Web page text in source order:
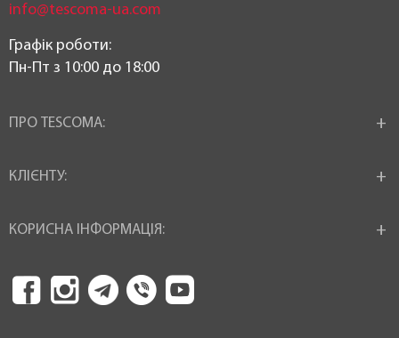
info@tescoma-ua.com
Графік роботи:
Пн-Пт з 10:00 до 18:00
ПРО TESCOMA:
КЛІЄНТУ:
КОРИСНА ІНФОРМАЦІЯ: